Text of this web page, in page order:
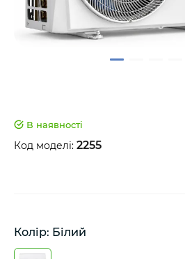
В наявності
Код моделі: 2255
Колір: Білий